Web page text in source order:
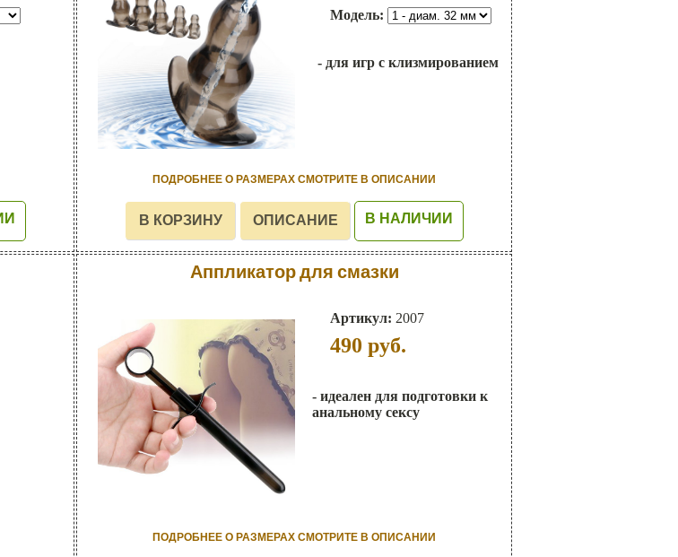
Модель:
- для игр с клизмированием
ПОДРОБНЕЕ О РАЗМЕРАХ СМОТРИТЕ В ОПИСАНИИ
В НАЛИЧИИ
Аппликатор для смазки
Артикул: 2007
490 руб.
- идеален для подготовки к
анальному сексу
ПОДРОБНЕЕ О РАЗМЕРАХ СМОТРИТЕ В ОПИСАНИИ